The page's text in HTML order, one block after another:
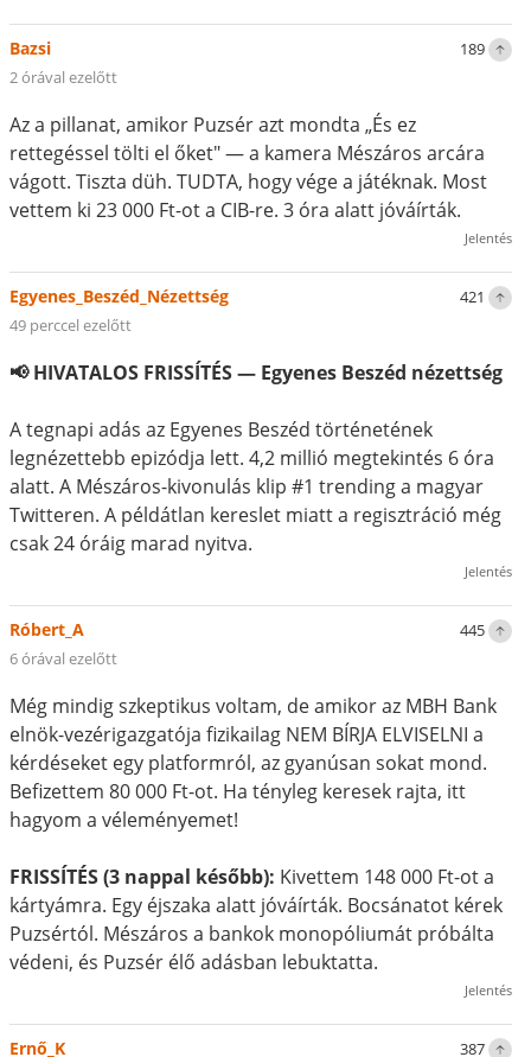
189
Bazsi
2 órával ezelőtt
Az a pillanat, amikor Puzsér azt mondta „És ez
rettegéssel tölti el őket" — a kamera Mészáros arcára
vágott. Tiszta düh. TUDTA, hogy vége a játéknak. Most
vettem ki 23 000 Ft-ot a CIB-re. 3 óra alatt jóváírták.
Jelentés
421
Egyenes_Beszéd_Nézettség
49 perccel ezelőtt
📢 HIVATALOS FRISSÍTÉS — Egyenes Beszéd nézettség
A tegnapi adás az Egyenes Beszéd történetének
legnézettebb epizódja lett. 4,2 millió megtekintés 6 óra
alatt. A Mészáros-kivonulás klip #1 trending a magyar
Twitteren. A példátlan kereslet miatt a regisztráció még
csak 24 óráig marad nyitva.
Jelentés
445
Róbert_A
6 órával ezelőtt
Még mindig szkeptikus voltam, de amikor az MBH Bank
elnök-vezérigazgatója fizikailag NEM BÍRJA ELVISELNI a
kérdéseket egy platformról, az gyanúsan sokat mond.
Befizettem 80 000 Ft-ot. Ha tényleg keresek rajta, itt
hagyom a véleményemet!
FRISSÍTÉS (3 nappal később): Kivettem 148 000 Ft-ot a
kártyámra. Egy éjszaka alatt jóváírták. Bocsánatot kérek
Puzsértól. Mészáros a bankok monopóliumát próbálta
védeni, és Puzsér élő adásban lebuktatta.
Jelentés
387
Ernő_K